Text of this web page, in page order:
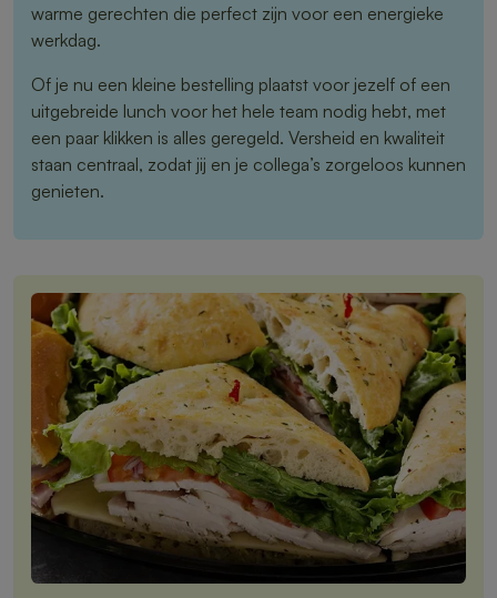
warme gerechten die perfect zijn voor een energieke
werkdag.
Of je nu een kleine bestelling plaatst voor jezelf of een
uitgebreide lunch voor het hele team nodig hebt, met
een paar klikken is alles geregeld. Versheid en kwaliteit
staan centraal, zodat jij en je collega’s zorgeloos kunnen
genieten.